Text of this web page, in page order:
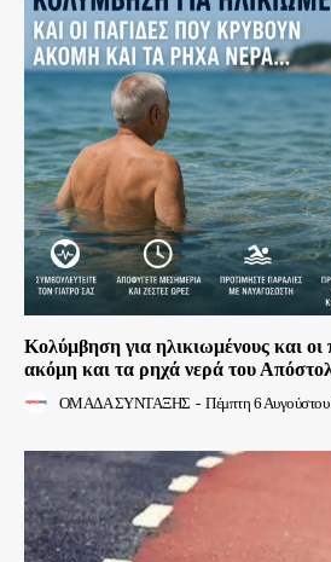
Κολύμβηση για ηλικιωμένους και οι
ακόμη και τα ρηχά νερά του
ΟΜΑΔΑ ΣΥΝΤΑΞΗΣ - Πέμπτη 6